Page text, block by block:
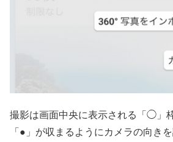
撮影は画面中央に表示される「◯」
「●」が収まるようにカメラの向きを